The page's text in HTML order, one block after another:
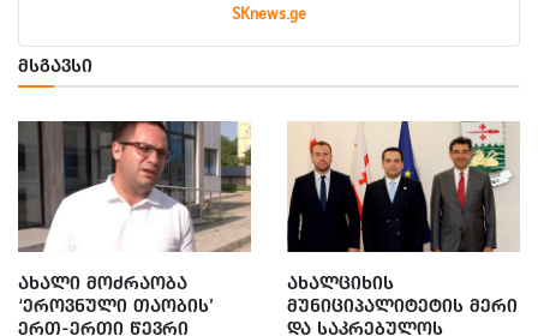
SKnews.ge
ᲛᲡᲒᲐᲕᲡᲘ
ᲐᲮᲐᲚᲘ ᲛᲝᲫᲠᲐᲝᲑᲐ
‘ᲔᲠᲝᲕᲜᲣᲚᲘ ᲗᲐᲝᲑᲘᲡ’
ᲔᲠᲗ-ᲔᲠᲗᲘ ᲬᲔᲕᲠᲘ
ᲐᲮᲐᲚᲪᲘᲮᲘᲡ
ᲛᲣᲜᲘᲪᲘᲞᲐᲚᲘᲢᲔᲢᲘᲡ ᲛᲔᲠᲘ
ᲓᲐ ᲡᲐᲙᲠᲔᲑᲣᲚᲝᲡ